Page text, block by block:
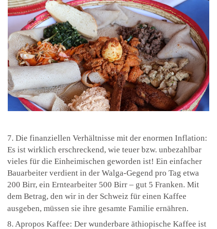
7. Die finanziellen Verhältnisse mit der enormen Inflation:
Es ist wirklich erschreckend, wie teuer bzw. unbezahlbar
vieles für die Einheimischen geworden ist! Ein einfacher
Bauarbeiter verdient in der Walga-Gegend pro Tag etwa
200 Birr, ein Erntearbeiter 500 Birr – gut 5 Franken. Mit
dem Betrag, den wir in der Schweiz für einen Kaffee
ausgeben, müssen sie ihre gesamte Familie ernähren.
8. Apropos Kaffee: Der wunderbare äthiopische Kaffee ist